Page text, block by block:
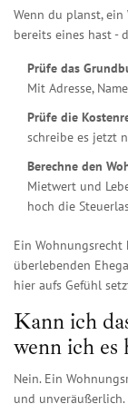
Wenn du planst,
bereits eines hast -
Prüfe das
Mit Adresse,
Prüfe die
schreibe es jetzt
Berechne den
Mietwert und
hoch die
Ein Wohnungsrecht
überlebenden
hier aufs Gefühl
Kann ich
wenn ich es
Nein. Ein
und